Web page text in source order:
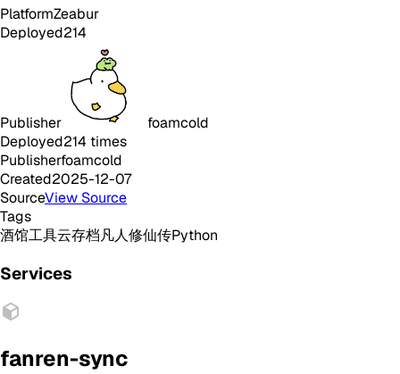
PlatformZeabur
Deployed214
Publisher
foamcold
Deployed214 times
Publisherfoamcold
Created2025-12-07
SourceView Source
Tags
酒馆工具云存档凡人修仙传Python
Services
fanren-sync